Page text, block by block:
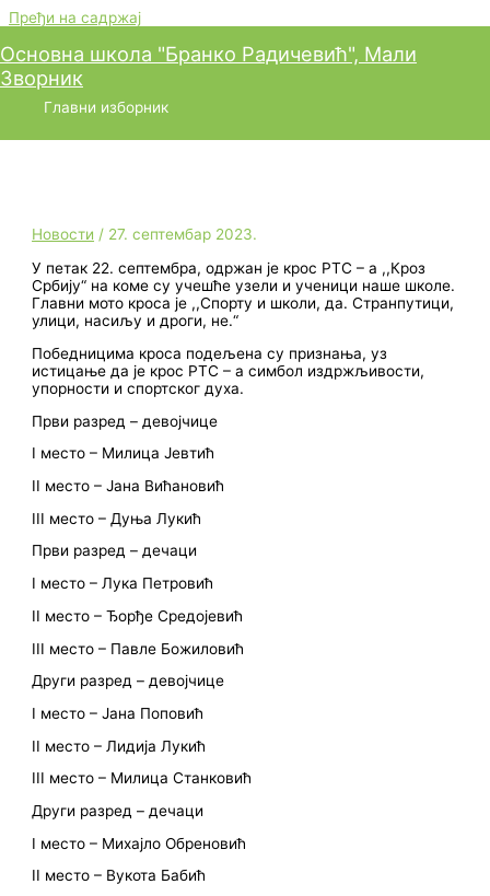
Пређи на садржај
Основна школа "Бранко Радичевић", Мали
Зворник
Главни изборник
Крос РТС – а
Новости / 27. септембар 2023.
У петак 22. септембра, одржан је крос РТС – а ,,Кроз
Србију“ на коме су учешће узели и ученици наше школе.
Главни мото кроса је ,,Спорту и школи, да. Странпутици,
улици, насиљу и дроги, не.“
Победницима кроса подељена су признања, уз
истицање да је крос РТС – а симбол издржљивости,
упорности и спортског духа.
Први разред – девојчице
I место – Милица Јевтић
II место – Јана Вићановић
III место – Дуња Лукић
Први разред – дечаци
I место – Лука Петровић
II место – Ђорђе Средојевић
III место – Павле Божиловић
Други разред – девојчице
I место – Јана Поповић
II место – Лидија Лукић
III место – Милица Станковић
Други разред – дечаци
I место – Михајло Обреновић
II место – Вукота Бабић